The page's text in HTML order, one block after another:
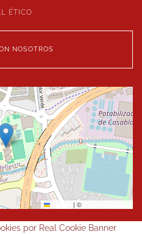
ÉTICO
NOSOTROS
| ©
por Real Cookie Banner